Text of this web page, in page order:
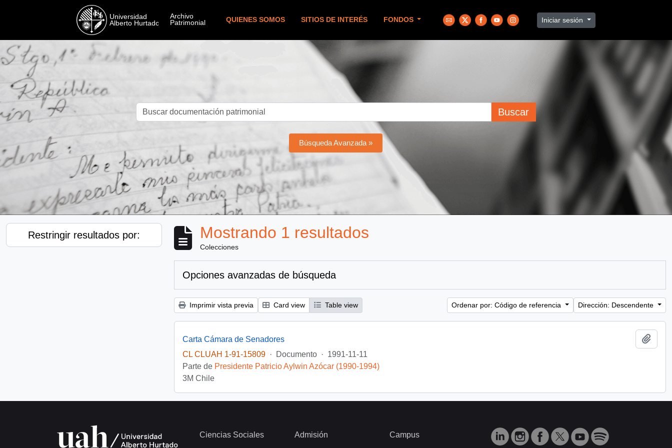
QUIENES SOMOS SITIOS DE INTERÉS FONDOS Iniciar sesión
Buscar
Búsqueda Avanzada »
Restringir resultados por: Mostrando 1 resultados
Colecciones
Opciones avanzadas de búsqueda
Imprimir vista previa Card view Table view Ordenar por: Código de referencia Dirección: Descendente
Carta Cámara de Senadores
CL CLUAH 1-91-15809 · Documento · 1991-11-11
Parte de Presidente Patricio Aylwin Azócar (1990-1994)
3M Chile
Ciencias Sociales Admisión Campus